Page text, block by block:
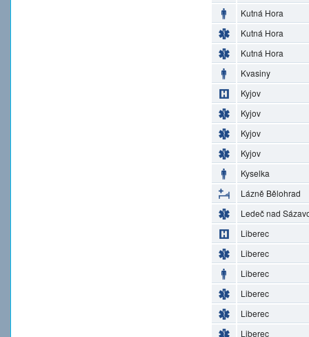
Kutná Hora
Kutná Hora
Kutná Hora
Kvasiny
Kyjov
Kyjov
Kyjov
Kyjov
Kyselka
Lázně Bělohrad
Ledeč nad
Liberec
Liberec
Liberec
Liberec
Liberec
Liberec